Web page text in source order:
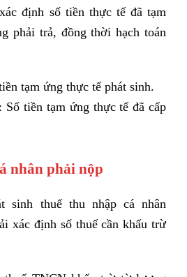
định số tiền thực tế đã tạm
phải trả, đồng thời hạch toán
tạm ứng thực tế phát sinh.
Số tiền tạm ứng thực tế đã cấp
nhân phải nộp
sinh thuế thu nhập cá nhân
xác định số thuế cần khấu trừ